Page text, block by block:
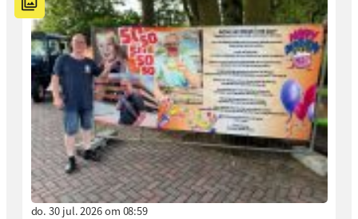
do. 30 jul. 2026 om 08:59